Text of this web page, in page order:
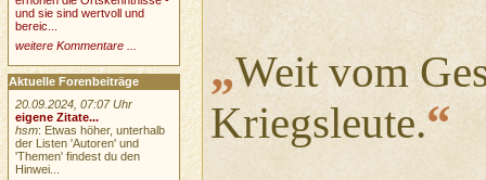
„Weit vom
Kriegsleute.“
und sie sind wertvoll und
bereic...
weitere Kommentare ...
Aktuelle Forenbeiträge
20.09.2024, 07:07 Uhr
eigene Zitate...
hsm: Etwas höher, unterhalb
der Listen 'Autoren' und
'Themen' findest du den
Hinwei...